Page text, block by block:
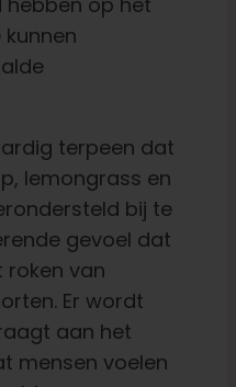
terpeen dat
lemongrass en
bij te
gevoel dat
roken van
Er wordt
aan het
mensen voelen